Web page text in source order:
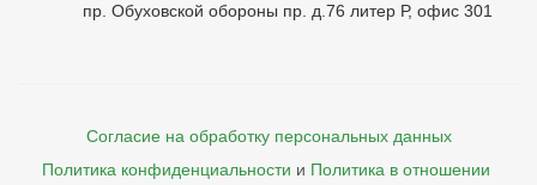
пр. Обуховской обороны пр. д.76 литер Р, офис 301
Согласие на обработку персональных данных
Политика конфиденциальности и Политика в отношении